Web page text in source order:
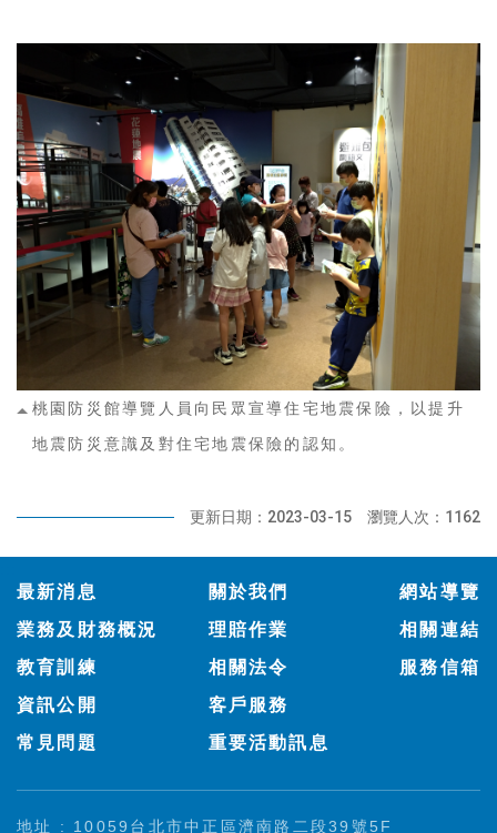
桃園防災館導覽人員向民眾宣導住宅地震保險，以提升
地震防災意識及對住宅地震保險的認知。
更新日期：2023-03-15 瀏覽人次：1162
最新消息
關於我們
業務及財務概況
理賠作業
教育訓練
相關法令
資訊公開
客戶服務
常見問題
重要活動訊息
網站導覽
相關連結
服務信箱
地址 : 10059台北市中正區濟南路二段39號5F